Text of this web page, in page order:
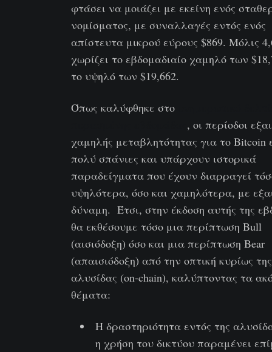
φτάσει να μοιάζει με εκείνη ενός
νομίσματος, με συναλλαγές εντός ενός
απίστευτα μικρού εύρους $869. Μόλις
χωρίζει το εβδομαδιαίο χαμηλό των
το υψηλό των $19,662.
Όπως καλύφθηκε στο
, οι περίοδοι
χαμηλής μεταβλητότητας για το Bitcoin
πολύ σπάνιες και υπάρχουν ιστορικά
παραδείγματα που έχουν διαρραγεί
υψηλότερα, όσο και χαμηλότερα, με
δύναμη. Έτσι, στην έκδοση αυτής της
θα εκθέσουμε τόσο μια περίπτωση Bull
(αισιόδοξη) όσο και μια περίπτωση Bear
(απαισιόδοξη) από την οπτική κυρίως της
αλυσίδας (on-chain), καλύπτοντας τα
θέματα:
Η δραστηριότητα εντός της
η χρήση του δικτύου παραμένει